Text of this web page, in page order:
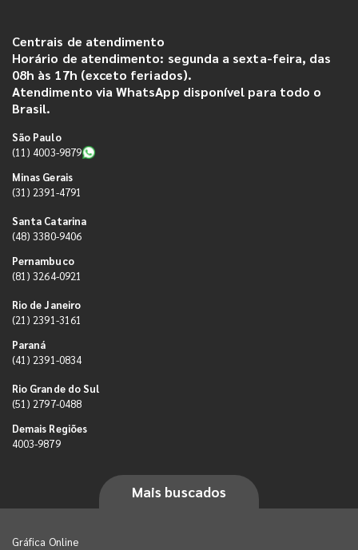
Centrais de atendimento
Horário de atendimento: segunda a sexta-feira, das
08h às 17h (exceto feriados).
Atendimento via WhatsApp disponível para todo o
Brasil.
São Paulo
(11) 4003-9879
Minas Gerais
(31) 2391-4791
Santa Catarina
(48) 3380-9406
Pernambuco
(81) 3264-0921
Rio de Janeiro
(21) 2391-3161
Paraná
(41) 2391-0834
Rio Grande do Sul
(51) 2797-0488
Demais Regiões
4003-9879
Mais buscados
Gráfica Online